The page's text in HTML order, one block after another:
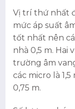
Vị trí thứ nhất
mức áp suất
tốt nhất nên
nhà 0,5 m. Hai
trường âm
các micro là
0,75 m.